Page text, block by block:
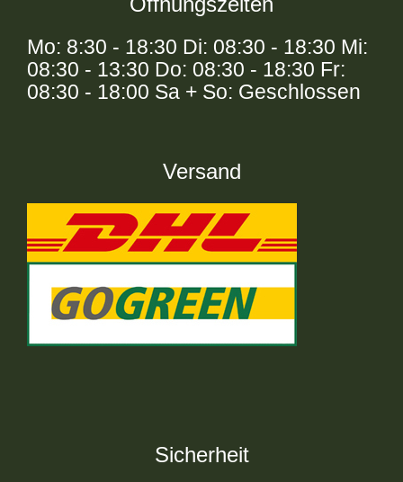
Mo: 8:30 - 18:30 Di: 08:30 - 18:30 Mi:
08:30 - 13:30 Do: 08:30 - 18:30 Fr:
08:30 - 18:00 Sa + So: Geschlossen
Versand
Sicherheit